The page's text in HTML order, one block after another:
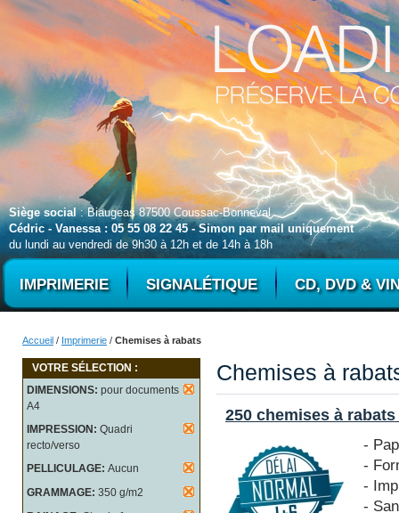
Siège social: Biaugeas 87500 Coussac-Bonneval
Cédric - Vanessa : 05 55 08 22 45 - Simon par mail uniquement
du lundi au vendredi de 9h30 à 12h et de 14h à 18h
IMPRIMERIE SIGNALÉTIQUE CD, DVD &
Accueil / Imprimerie / Chemises à rabats
VOTRE SÉLECTION :
DIMENSIONS: pour documents
A4
IMPRESSION: Quadri
recto/verso
PELLICULAGE: Aucun
GRAMMAGE: 350 g/m2
Chemises à
250 chemises à
-
-
-
-